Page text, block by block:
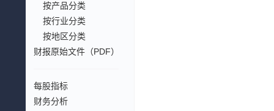
按产品分类
按行业分类
按地区分类
财报原始文件（PDF）
每股指标
财务分析